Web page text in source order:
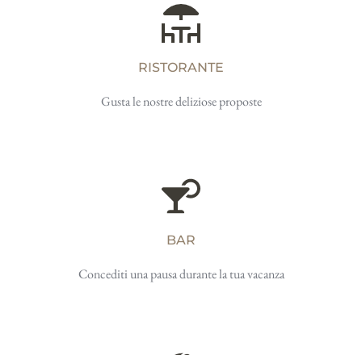
RISTORANTE
Gusta le nostre deliziose proposte
BAR
Concediti una pausa durante la tua vacanza